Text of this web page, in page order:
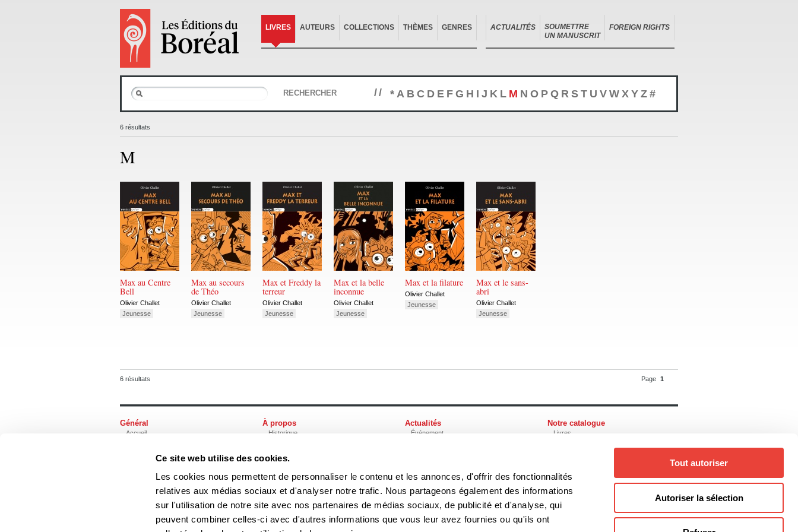
Ce site web utilise des cookies.
Les cookies nous permettent de personnaliser le contenu et les annonces, d'offrir des fonctionnalités
relatives aux médias sociaux et d'analyser notre trafic. Nous partageons également des informations
sur l'utilisation de notre site avec nos partenaires de médias sociaux, de publicité et d'analyse, qui
peuvent combiner celles-ci avec d'autres informations que vous leur avez fournies ou qu'ils ont
Tout autoriser
Autoriser la sélection
LIVRES AUTEURS COLLECTIONS THÈMES GENRES ACTUALITÉS
SOUMETTRE
UN MANUSCRIT
FOREIGN RIGHTS
RECHERCHER // * A B C D E F G H I J K L M N O P Q R S T U V W X Y Z #
6 résultats
M
Max au Centre
Bell
Olivier Challet
Jeunesse
Max au secours
de Théo
Olivier Challet
Jeunesse
Max et Freddy la
terreur
Olivier Challet
Jeunesse
Max et la belle
inconnue
Olivier Challet
Jeunesse
Max et la filature
Olivier Challet
Jeunesse
Max et le sans-
abri
Olivier Challet
Jeunesse
6 résultats Page 1
Général
Accueil
À propos
Historique
Nos lauréats
Documents
Acheter nos livres
Actualités
Événement
Notre catalogue
Livres
Les Éditions du Boréal
3970, rue Saint-Ambroise, Montréal (Québec), Canada H4C 2C7
: (514) 287-7664
boreal@editionsboreal.qc.ca